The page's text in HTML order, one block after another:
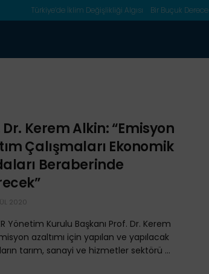
Türkiye’de İklim Değişlikliği Algısı Bir Buçuk Derece
Dr. Kerem Alkin: “Emisyon
Çalışmaları Ekonomik
Beraberinde
2020
Yönetim Kurulu Başkanı Prof. Dr. Kerem
azaltımı için yapılan ve yapılacak
tarım, sanayi ve hizmetler sektörü ...